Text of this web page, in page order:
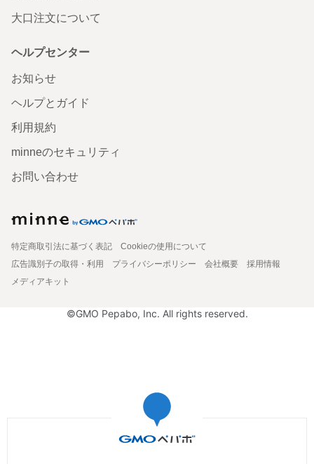
大口注文について
ヘルプセンター
お知らせ
ヘルプとガイド
利用規約
minneのセキュリティ
お問い合わせ
特定商取引法に基づく表記
Cookieの使用について
広告識別子の取得・利用
プライバシーポリシー 会社概要
採用情報
メディアキット
©GMO Pepabo, Inc. All rights reserved.